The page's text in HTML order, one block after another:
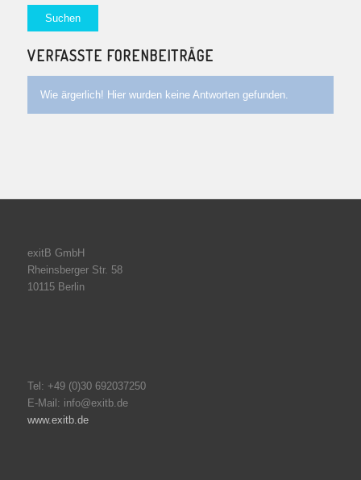
VERFASSTE FORENBEITRÄGE
Wie ärgerlich! Hier wurden keine Antworten gefunden.
exitB GmbH
Rheinsberger Str. 58
10115 Berlin
Tel: +49 (0)30 692037250
E-Mail: info@exitb.de
www.exitb.de